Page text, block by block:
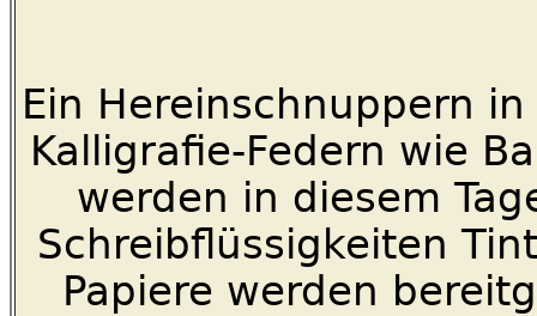
Ein Hereinschnuppern
Kalligrafie-Federn wie
werden in diesem
Schreibflüssigkeiten
Papiere werden